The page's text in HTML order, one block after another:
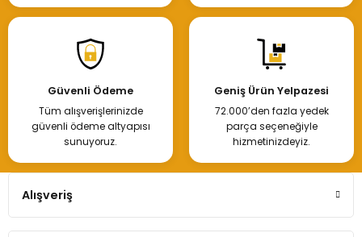
Güvenli Ödeme
Tüm alışverişlerinizde
güvenli ödeme altyapısı
sunuyoruz.
Geniş Ürün Yelpazesi
72.000’den fazla yedek
parça seçeneğiyle
hizmetinizdeyiz.
Alışveriş